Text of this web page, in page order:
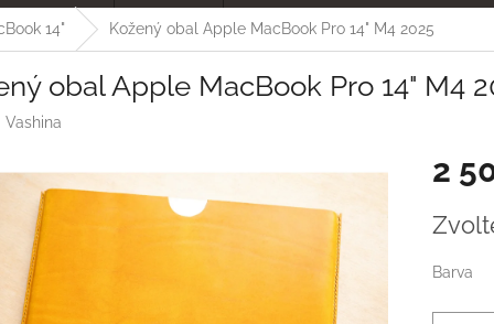
14" Kožený obal Apple MacBook Pro 14" M4 2025
obal Apple MacBook Pro 14" M4
Vashina
2
cena:
Barva